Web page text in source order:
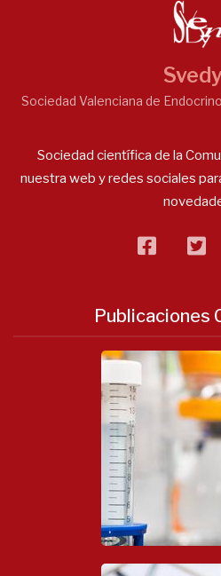
Sociedad Valenciana de
Sociedad científica de la
nuestra web y redes sociales
Publicaciones